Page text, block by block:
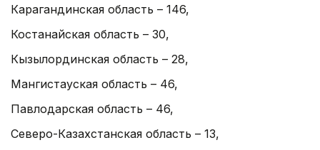
Карагандинская область – 146,
Костанайская область – 30,
Кызылординская область – 28,
Мангистауская область – 46,
Павлодарская область – 46,
Северо-Казахстанская область – 13,